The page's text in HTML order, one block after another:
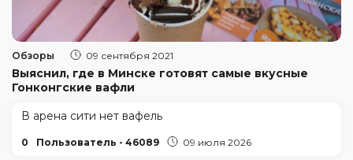
Обзоры 09 сентября 2021
Выяснил, где в Минске готовят самые вкусные
Гонконгские вафли
В арена сити нет вафель
0 Пользователь - 46089 09 июля 2026